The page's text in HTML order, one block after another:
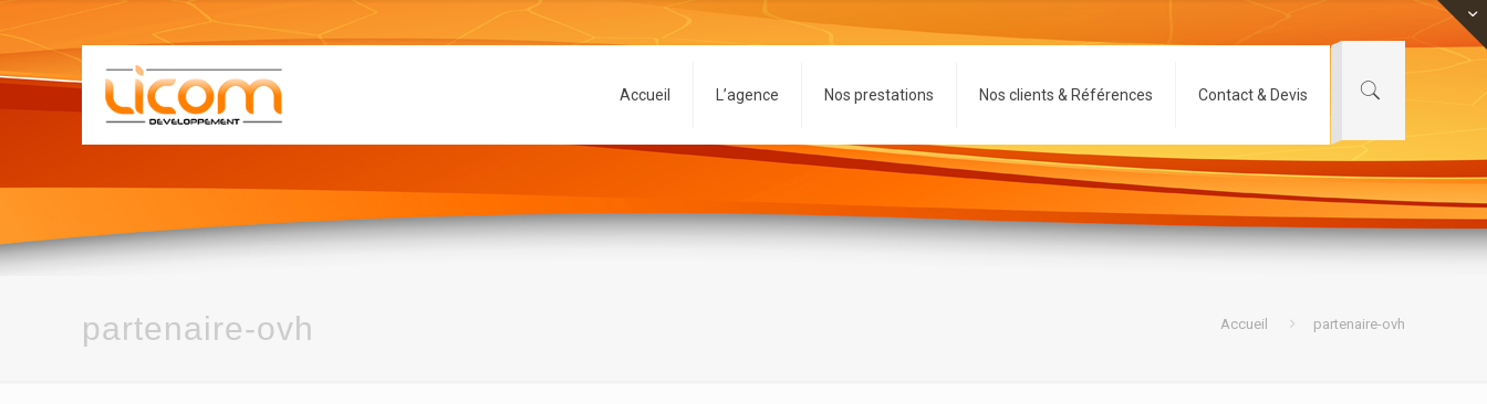
Accueil L’agence Nos prestations Nos clients & Références Contact & Devis
partenaire-ovh Accueil partenaire-ovh